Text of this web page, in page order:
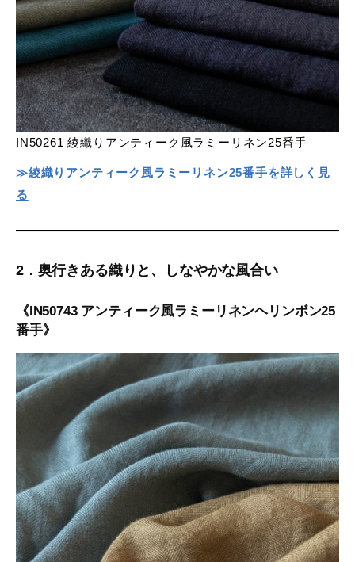
IN50261 綾織りアンティーク風ラミーリネン25番手
≫綾織りアンティーク風ラミーリネン25番手を詳しく見
る
2．奥行きある織りと、しなやかな風合い
《IN50743 アンティーク風ラミーリネンヘリンボン25
番手》